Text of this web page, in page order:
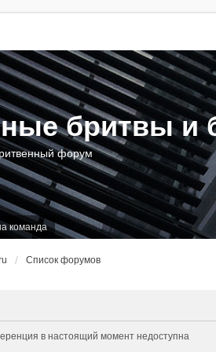
команда
бритвы и
форум
Список форумов
в настоящий момент недоступна